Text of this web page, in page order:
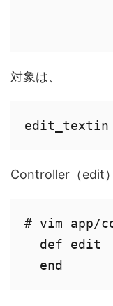
対象は、
Controller（edit
# vim app/
  def edit
  end